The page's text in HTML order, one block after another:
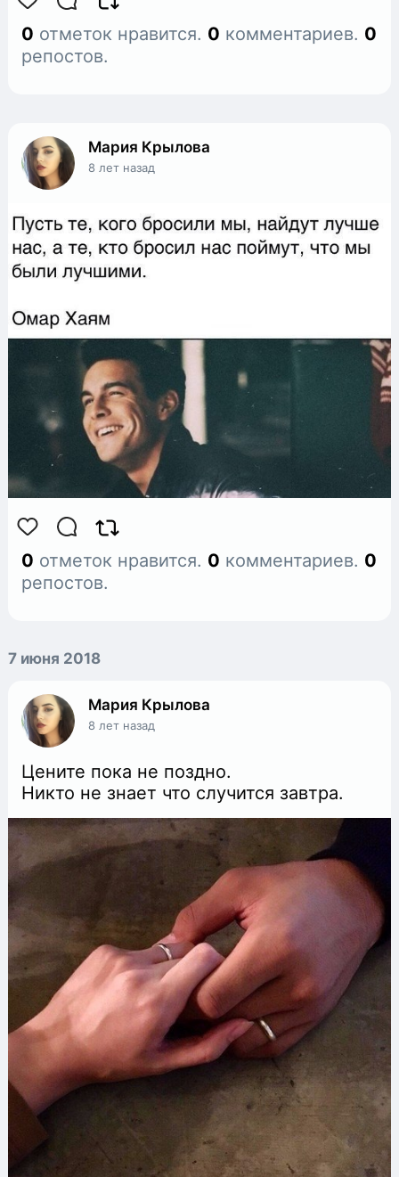
0 отметок нравится. 0 комментариев. 0
репостов.
Мария Крылова
8 лет назад
0 отметок нравится. 0 комментариев. 0
репостов.
7 июня 2018
Мария Крылова
8 лет назад
Цените пока не поздно.
Никто не знает что случится завтра.